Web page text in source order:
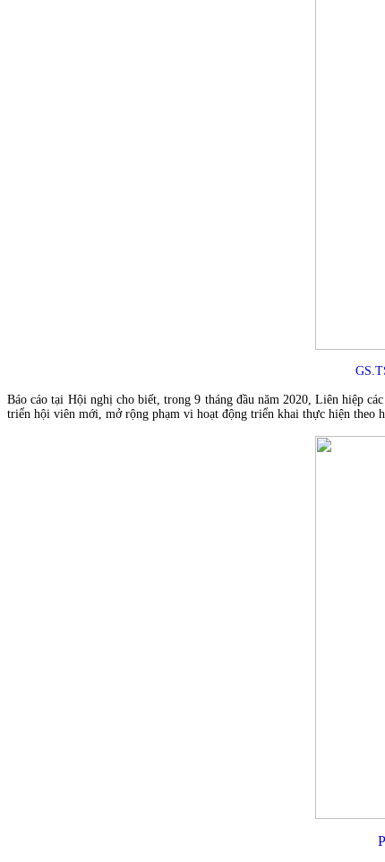
Báo cáo tại Hội nghị cho biết, trong 9 tháng đầu năm 2020, Liên hiệp
triển hội viên mới, mở rộng phạm vi hoạt động triển khai thực hiện theo